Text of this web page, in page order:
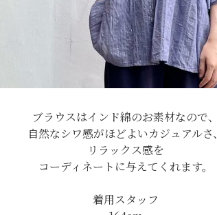
ブラウスはインド綿のお素材なので、
自然なシワ感がほどよいカジュアルさ、
リラックス感を
コーディネートに与えてくれます。
着用スタッフ